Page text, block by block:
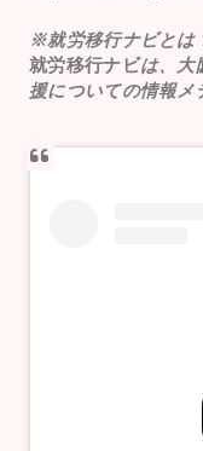
※就労移行ナビとは
就労移行ナビは、大
援についての情報メ